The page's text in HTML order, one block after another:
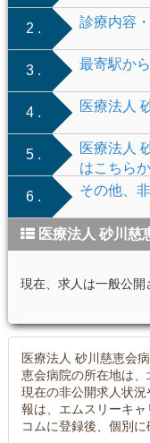
2 . 診療内容
3 . 最寄駅か
4 . 医療法人
5 .
医療法人
はこちら
6 .
その他、
医療法人 砂川慈
現在、求人は一般公開
医療法人 砂川慈恵会
恵会病院の所在地は、
現在の非公開求人状
報は、エムスリーキ
コムに登録後、個別